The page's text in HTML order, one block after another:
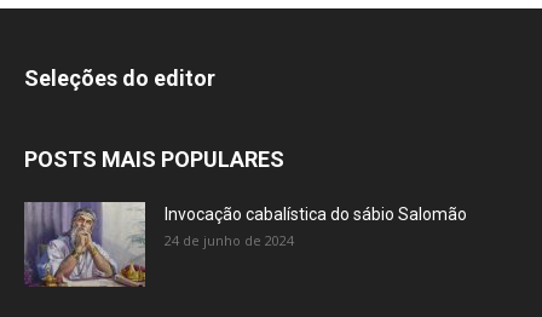
Seleções do editor
POSTS MAIS POPULARES
Invocação cabalística do sábio Salomão
24 de junho de 2024